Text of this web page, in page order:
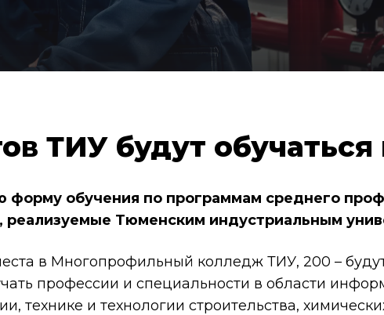
ТИУ будут
форму обучения по программам среднего
реализуемые Тюменским индустриальным
в Многопрофильный колледж ТИУ, 200 –
профессии и специальности в области
технике и технологии строительства,